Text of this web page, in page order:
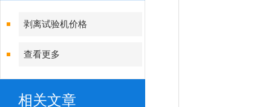
剥离试验机价格
查看更多
相关文章